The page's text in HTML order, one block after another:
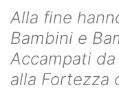
Alla fine
Bambini e
Accampati
alla Fortezza